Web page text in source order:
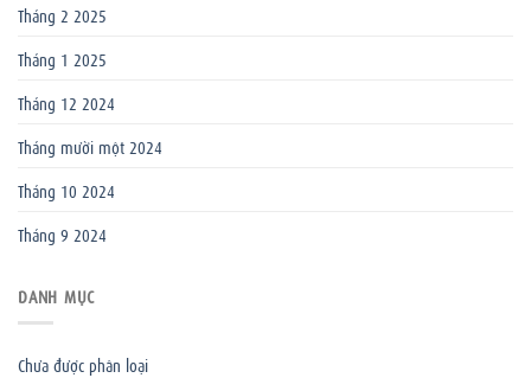
Tháng 2 2025
Tháng 1 2025
Tháng 12 2024
Tháng mười một 2024
Tháng 10 2024
Tháng 9 2024
DANH MỤC
Chưa được phân loại